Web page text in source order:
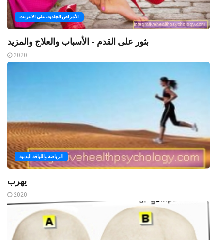
الأمراض الجلدية، على الانترنت
بثور على القدم - الأسباب والعلاج والمزيد
2020
الرياضة واللياقة البدنية
يهرب
2020